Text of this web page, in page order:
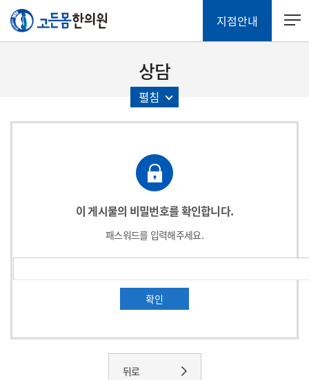
지점안내
상담
펼침
이 게시물의 비밀번호를 확인합니다.
패스워드를 입력해주세요.
확인
뒤로